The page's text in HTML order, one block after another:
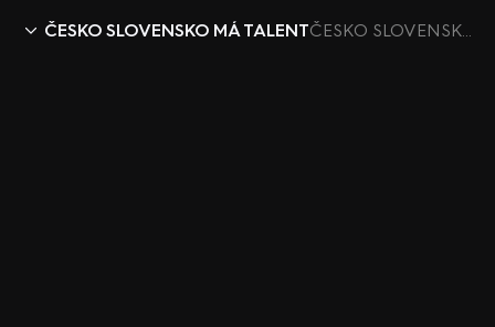
ČESKO SLOVENSKO MÁ TALENT ČESKO SLOVENSKO MÁ TALENT X (4) – Budu zpívat Margitu Gombitovou